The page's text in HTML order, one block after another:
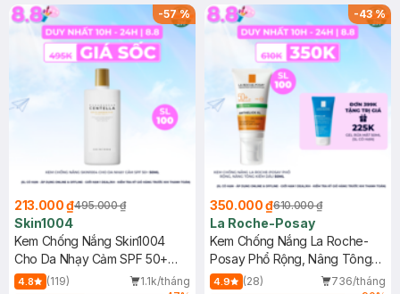
25ml (SL Có Hạn)
-57%
213.000 ₫495.000 ₫
Skin1004
Kem Chống Nắng Skin1004
Cho Da Nhạy Cảm SPF 50+
50ml
4.8 (119)
1.1k/tháng
-43%
350.000 ₫610.000 ₫
La Roche-Posay
Kem Chống Nắng La Roche-
Posay Phổ Rộng, Nâng Tông
Kiềm Dầu 50ml
4.9 (28)
736/tháng